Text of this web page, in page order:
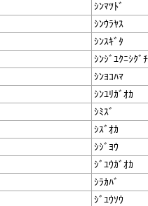
ｼﾝﾏﾂﾄﾞ
ｼﾝｳﾗﾔｽ
ｼﾝｽｷﾞﾀ
ｼﾝｼﾞﾕｸﾆｼｸﾞﾁ
ｼﾝﾖｺﾊﾏ
ｼﾝﾕﾘｶﾞｵｶ
ｼﾐｽﾞ
ｼｽﾞｵｶ
ｼｼﾞﾖｳ
ｼﾞﾕｳｶﾞｵｶ
ｼﾗｶﾊﾞ
ｼﾞﾕｳｿｳ